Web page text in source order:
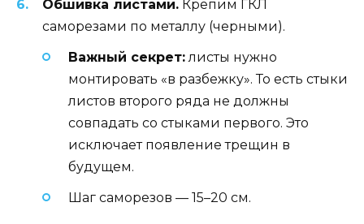
Обшивка листами. Крепим ГКЛ
саморезами по металлу (черными).
Важный секрет:листы нужно
монтировать «в разбежку». То есть стыки
листов второго ряда не должны
совпадать со стыками первого. Это
исключает появление трещин в
будущем.
Шаг саморезов — 15–20 см.